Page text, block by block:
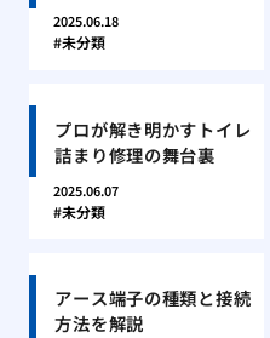
2025.06.18
未分類
プロが解き明かすトイレ
詰まり修理の舞台裏
2025.06.07
未分類
アース端子の種類と接続
方法を解説